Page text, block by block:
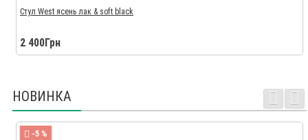
Стул West ясень лак & soft black
2 400Грн
НОВИНКА
-5 %